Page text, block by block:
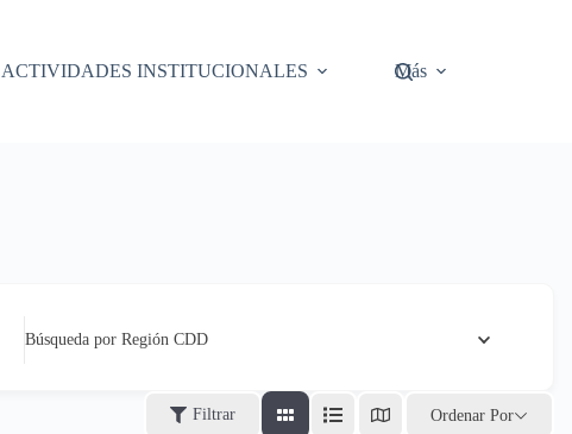
ACTIVIDADES INSTITUCIONALES Más
Búsqueda por Región CDD
Filtrar Ordenar Por